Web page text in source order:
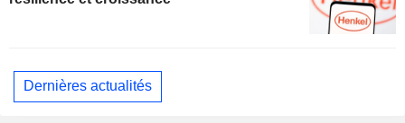
Dernières actualités